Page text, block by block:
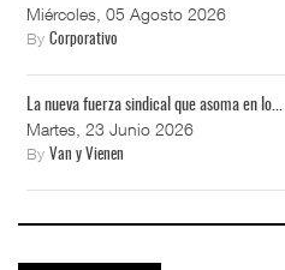
Miércoles, 05 Agosto 2026
By Corporativo
La nueva fuerza sindical que asoma en lo...
Martes, 23 Junio 2026
By Van y Vienen